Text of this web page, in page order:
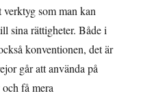
som man kan
sina rättigheter. Både i
konventionen, det är
går att använda på
få mera